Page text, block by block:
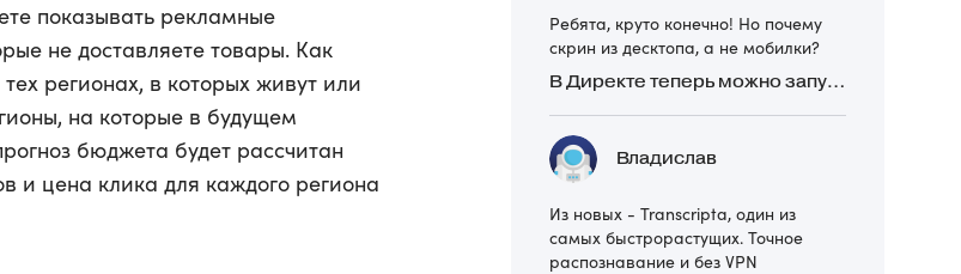
показывать рекламные
не доставляете товары. Как
регионах, в которых живут или
на которые в будущем
бюджета будет рассчитан
и цена клика для каждого региона
Ребята, круто конечно! Но почему
скрин из десктопа, а не мобилки?
В Директе теперь можно запускать Премиум-билборд для мобильных устройств
Владислав
Из новых - Transcripta, один из
самых быстрорастущих. Точное
распознавание и без VPN